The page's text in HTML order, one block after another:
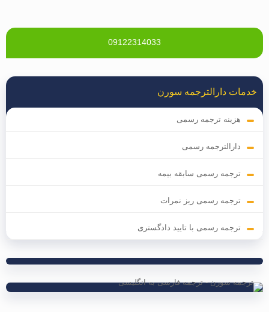
09122314033
خدمات دارالترجمه سورن
هزینه ترجمه رسمی
دارالترجمه رسمی
ترجمه رسمی سابقه بیمه
ترجمه رسمی ریز نمرات
ترجمه رسمی با تایید دادگستری